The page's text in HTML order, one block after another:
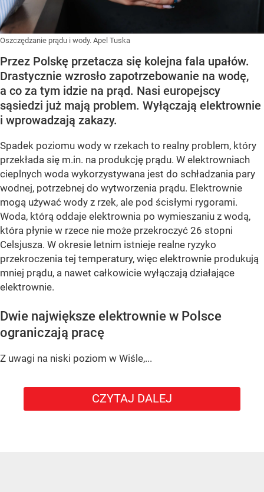
Oszczędzanie prądu i wody. Apel Tuska
Przez Polskę przetacza się kolejna fala upałów.
Drastycznie wzrosło zapotrzebowanie na wodę,
a co za tym idzie na prąd. Nasi europejscy
sąsiedzi już mają problem. Wyłączają elektrownie
i wprowadzają zakazy.
Spadek poziomu wody w rzekach to realny problem, który
przekłada się m.in. na produkcję prądu. W elektrowniach
cieplnych woda wykorzystywana jest do schładzania pary
wodnej, potrzebnej do wytworzenia prądu. Elektrownie
mogą używać wody z rzek, ale pod ścisłymi rygorami.
Woda, którą oddaje elektrownia po wymieszaniu z wodą,
która płynie w rzece nie może przekroczyć 26 stopni
Celsjusza. W okresie letnim istnieje realne ryzyko
przekroczenia tej temperatury, więc elektrownie produkują
mniej prądu, a nawet całkowicie wyłączają działające
elektrownie.
Dwie największe elektrownie w Polsce
ograniczają pracę
Z uwagi na niski poziom w Wiśle,...
CZYTAJ DALEJ